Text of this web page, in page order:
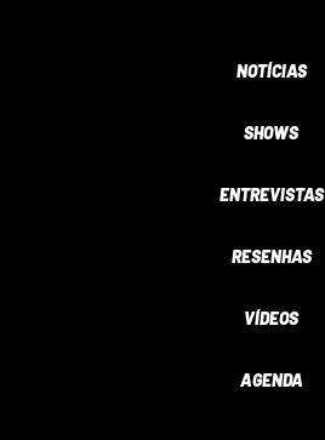
NOTÍCIAS
SHOWS
ENTREVISTAS
RESENHAS
VÍDEOS
AGENDA